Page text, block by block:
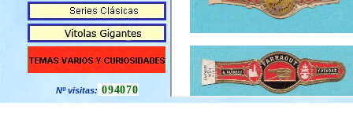
Nº visitas: 094070